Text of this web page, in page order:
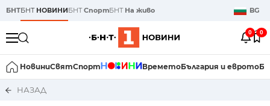
БНТБНТ НОВИНИБНТСпортБНТ На живо BG
0 0
НовиниСвятСпорт ВреметоБългария и еврото
НАЗАД